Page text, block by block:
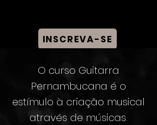
INSCREVA-SE
O curso Guitarra
Pernambucana é o
estímulo à criação musical
através de músicas.